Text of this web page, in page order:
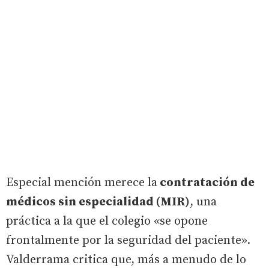
Especial mención merece la contratación de
médicos sin especialidad (MIR), una
práctica a la que el colegio «se opone
frontalmente por la seguridad del paciente».
Valderrama critica que, más a menudo de lo